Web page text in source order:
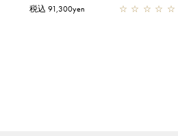
税込 91,300yen ☆ ☆ ☆ ☆ ☆